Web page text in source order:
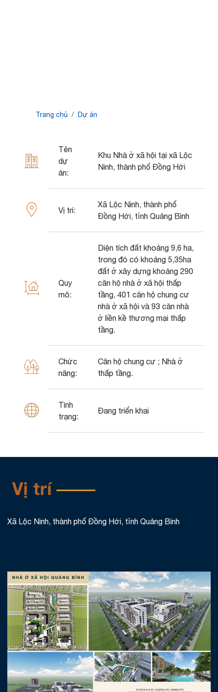
Breadcrumb
Trang chủ Dự án
Tên
dự
án:
Khu Nhà ở xã hội tại xã Lộc
Ninh, thành phố Đồng Hới
Vị trí:
Xã Lộc Ninh, thành phố
Đồng Hới, tỉnh Quảng Bình
Quy
mô:
Diện tích đất khoảng 9,6 ha,
trong đó có khoảng 5,35ha
đất ở xây dựng khoảng 290
căn hộ nhà ở xã hội thấp
tầng, 401 căn hộ chung cư
nhà ở xã hội và 93 căn nhà
ở liền kề thương mại thấp
tầng.
Chức
năng:
Căn hộ chung cư ; Nhà ở
thấp tầng.
Tình
trạng:
Đang triển khai
Vị trí
Xã Lộc Ninh, thành phố Đồng Hới, tỉnh Quảng Bình